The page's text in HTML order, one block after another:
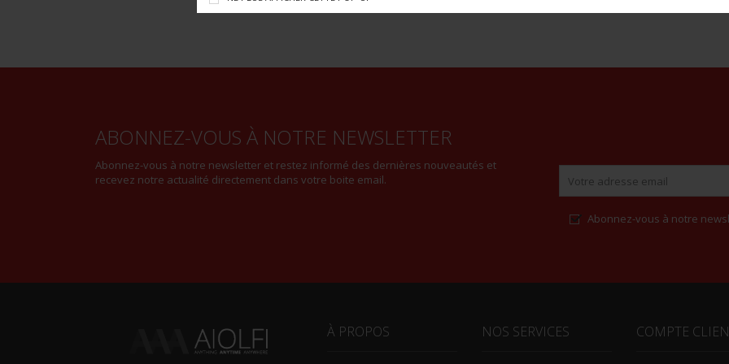
ABONNEZ-VOUS À NOTRE NEWSLETTER
Abonnez-vous à notre newsletter et restez informé des dernières nouveautés et
recevez notre actualité directement dans votre boite email.
Abonnez-vous à notre
À PROPOS NOS SERVICES COMPTE